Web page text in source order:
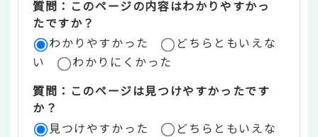
リ
ア
質問：このページの内容はわかりやすかっ
たですか？
わかりやすかった
どちらともいえな
い
わかりにくかった
質問：このページは見つけやすかったです
か？
見つけやすかった
どちらともいえな